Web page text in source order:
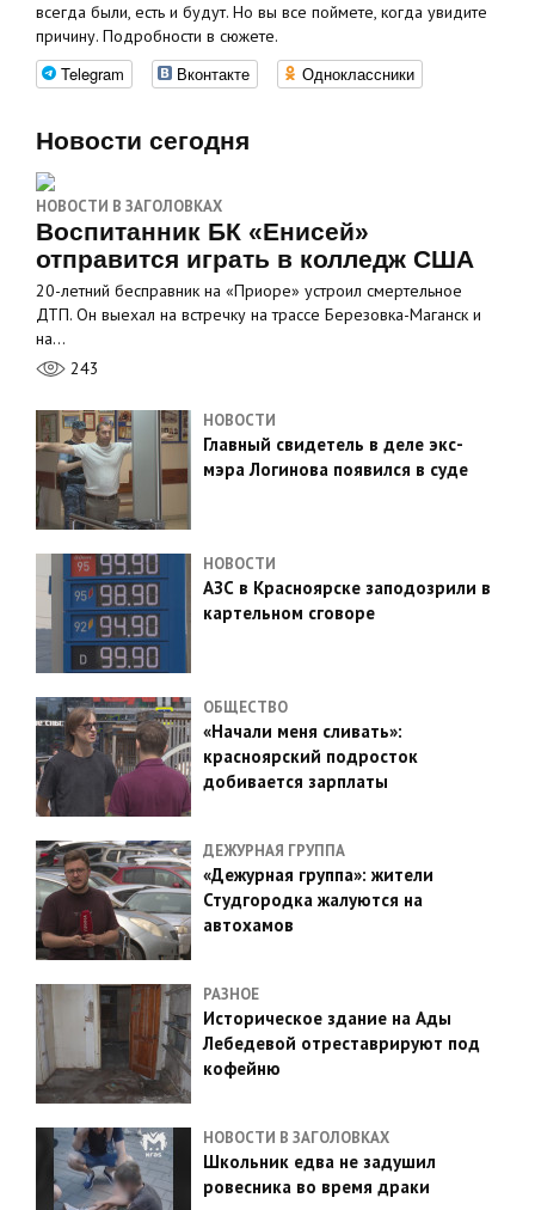
всегда были, есть и будут. Но вы все поймете, когда увидите
причину. Подробности в сюжете.
Telegram Вконтакте Одноклассники
Новости сегодня
НОВОСТИ В ЗАГОЛОВКАХ
Воспитанник БК «Енисей»
отправится играть в колледж США
20-летний бесправник на «Приоре» устроил смертельное
ДТП. Он выехал на встречку на трассе Березовка-Маганск и
на…
243
НОВОСТИ
Главный свидетель в деле экс-
мэра Логинова появился в суде
НОВОСТИ
АЗС в Красноярске заподозрили в
картельном сговоре
ОБЩЕСТВО
«Начали меня сливать»:
красноярский подросток
добивается зарплаты
ДЕЖУРНАЯ ГРУППА
«Дежурная группа»: жители
Студгородка жалуются на
автохамов
РАЗНОЕ
Историческое здание на Ады
Лебедевой отреставрируют под
кофейню
НОВОСТИ В ЗАГОЛОВКАХ
Школьник едва не задушил
ровесника во время драки